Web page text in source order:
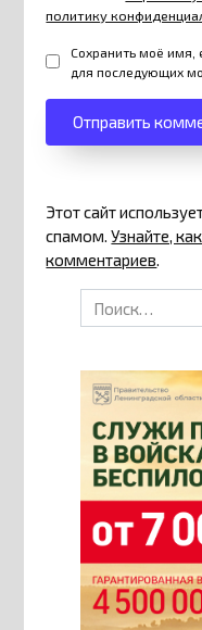
политику
Сохранить моё имя,
для последующих
Этот сайт
спамом.Узнайте,
комментариев.
Search
for: